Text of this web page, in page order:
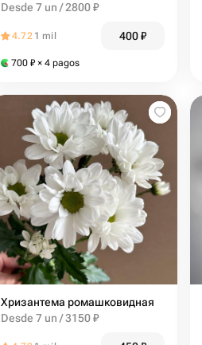
Desde 7 un / 2800 ₽
4.72 1 mil 400₽
700 ₽ × 4 pagos
Хризантема ромашковидная
Desde 7 un / 3150 ₽